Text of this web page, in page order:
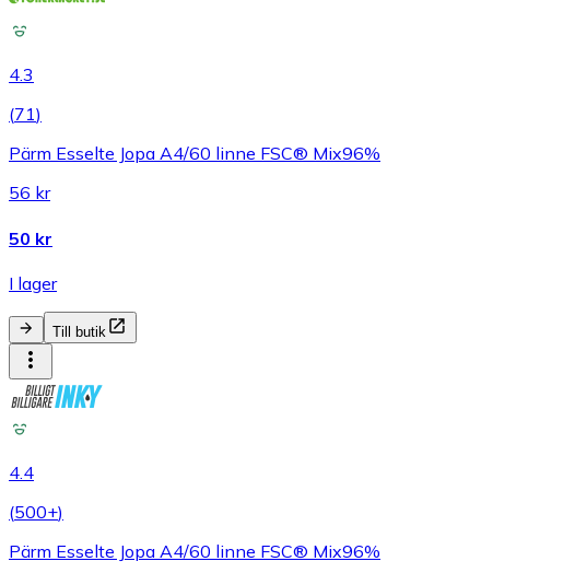
4.3
(71)
Pärm Esselte Jopa A4/60 linne FSC® Mix96%
56 kr
50 kr
I lager
Till butik
4.4
(500+)
Pärm Esselte Jopa A4/60 linne FSC® Mix96%